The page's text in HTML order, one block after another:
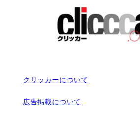
クリッカーについて
広告掲載について